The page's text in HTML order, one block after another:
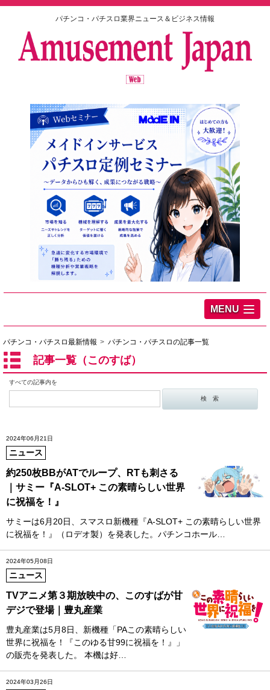
パチンコ・パチスロ業界ニュース＆ビジネス情報
MENU
パチンコ・パチスロ最新情報 パチンコ・パチスロの記事一覧
記事一覧（このすば）
すべての記事内を
2024年06月21日
ニュース
約250枚BBがATでループ、RTも刺さる
｜サミー『A-SLOT+ この素晴らしい世界
に祝福を！』
サミーは6月20日、スマスロ新機種『A-SLOT+ この素晴らしい世界
に祝福を！』（ロデオ製）を発表した。パチンコホール…
2024年05月08日
ニュース
TVアニメ第３期放映中の、このすばが甘
デジで登場｜豊丸産業
豊丸産業は5月8日、新機種「PAこの素晴らしい
世界に祝福を！『このゆる甘99に祝福を！』」
の販売を発表した。 本機は好…
2024年03月26日